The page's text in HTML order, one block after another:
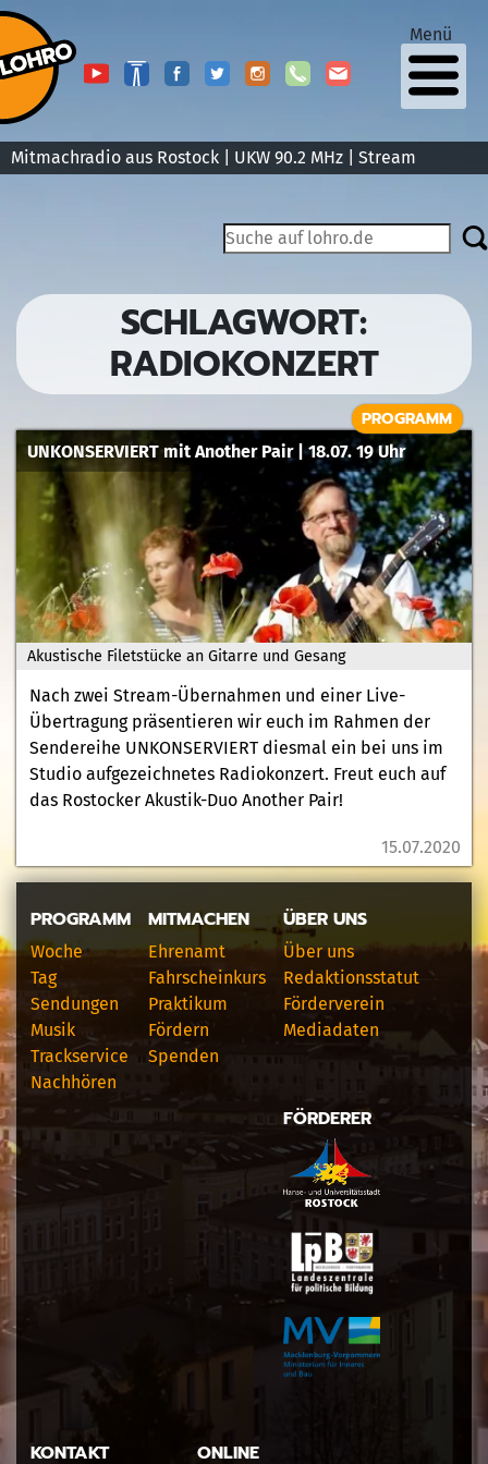
Mitmachradio aus Rostock | UKW 90.2 MHz | Stream
Menü
SCHLAGWORT:
RADIOKONZERT
Akustische Filetstücke an Gitarre und Gesang
UNKONSERVIERT mit Another Pair | 18.07. 19 Uhr
PROGRAMM
Nach zwei Stream-Übernahmen und einer Live-
Übertragung präsentieren wir euch im Rahmen der
Sendereihe UNKONSERVIERT diesmal ein bei uns im
Studio aufgezeichnetes Radiokonzert. Freut euch auf
das Rostocker Akustik-Duo Another Pair!
15.07.2020
PROGRAMM
Woche
Tag
Sendungen
Musik
Trackservice
Nachhören
MITMACHEN
Ehrenamt
Fahrscheinkurs
Praktikum
Fördern
Spenden
ÜBER UNS
Über uns
Redaktionsstatut
Förderverein
Mediadaten
FÖRDERER
KONTAKT ONLINE